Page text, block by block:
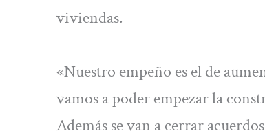
viviendas.
«Nuestro empeño es el de
vamos a poder empezar la
Además se van a cerrar